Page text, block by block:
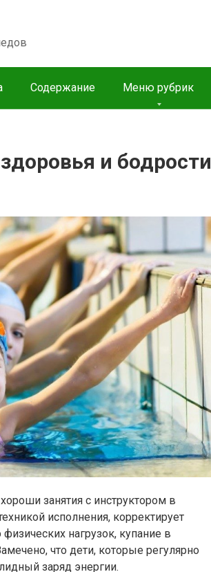
Содержание Меню рубрик
и бодрости
занятия с инструктором в
исполнения, корректирует
нагрузок, купание в
что дети, которые регулярно
заряд энергии.